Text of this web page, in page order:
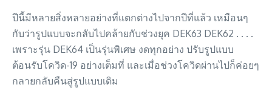
ปีนี้มีหลายสิ่งหลายอย่างที่แตกต่างไปจากปีที่แล้ว เหมือนๆ
กับว่ารูปแบบจะกลับไปคล้ายกับช่วงยุค DEK63 DEK62 . . . .
เพราะรุ่น DEK64 เป็นรุ่นพิเศษ งดทุกอย่าง ปรับรูปแบบ
ต้อนรับโควิด-19 อย่างเต็มที่ และเมื่อช่วงโควิดผ่านไปก็ค่อยๆ
กลายกลับคืนสู่รูปแบบเดิม